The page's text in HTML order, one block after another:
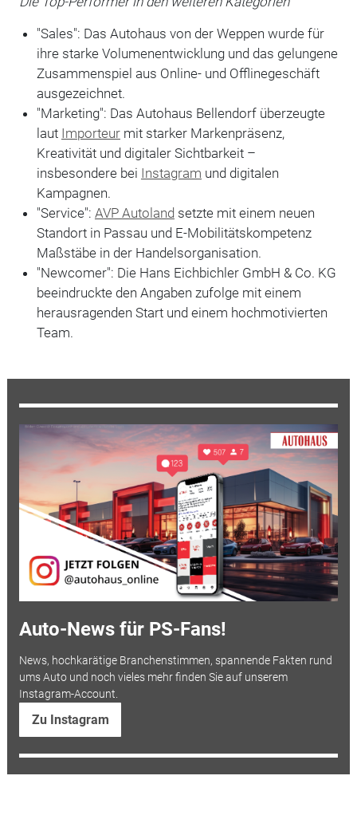
"Sales": Das Autohaus von der Weppen wurde für
ihre starke Volumenentwicklung und das gelungene
Zusammenspiel aus Online- und Offlinegeschäft
ausgezeichnet.
"Marketing": Das Autohaus Bellendorf überzeugte
laut Importeurmit starker Markenpräsenz,
Kreativität und digitaler Sichtbarkeit –
insbesondere bei Instagram und digitalen
Kampagnen.
"Service": AVP Autoland setzte mit einem neuen
Standort in Passau und E-Mobilitätskompetenz
Maßstäbe in der Handelsorganisation.
"Newcomer": Die Hans Eichbichler GmbH & Co. KG
beeindruckte den Angaben zufolge mit einem
herausragenden Start und einem hochmotivierten
Team.
Auto-News für PS-Fans!
News, hochkarätige Branchenstimmen, spannende Fakten rund
ums Auto und noch vieles mehr finden Sie auf unserem
Instagram-Account.
Zu Instagram